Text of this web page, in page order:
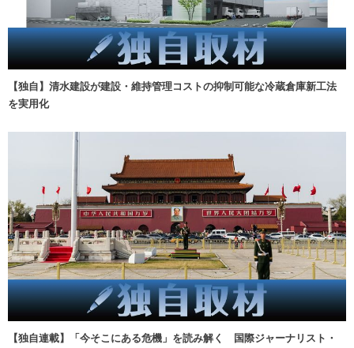
【独自】清水建設が建設・維持管理コストの抑制可能な冷蔵倉庫新工法
を実用化
【独自連載】「今そこにある危機」を読み解く 国際ジャーナリスト・